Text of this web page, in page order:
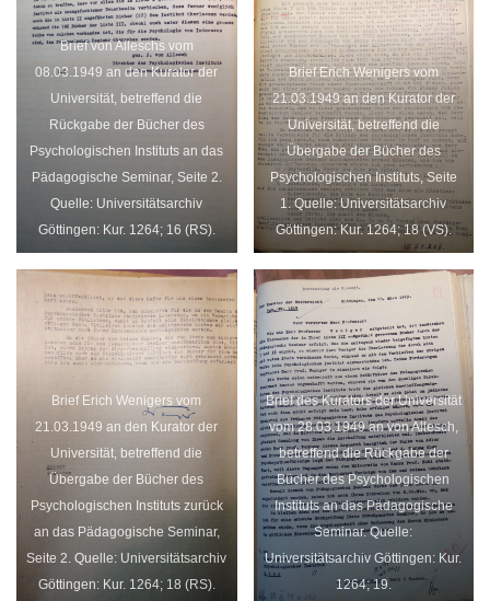
Brief von Alleschs vom
08.03.1949 an den Kurator der
Universität, betreffend die
Rückgabe der Bücher des
Psychologischen Instituts an das
Pädagogische Seminar, Seite 2.
Quelle: Universitätsarchiv
Göttingen: Kur. 1264; 16 (RS).
Brief Erich Wenigers vom
21.03.1949 an den Kurator der
Universität, betreffend die
Übergabe der Bücher des
Psychologischen Instituts, Seite
1. Quelle: Universitätsarchiv
Göttingen: Kur. 1264; 18 (VS).
Brief Erich Wenigers vom
21.03.1949 an den Kurator der
Universität, betreffend die
Übergabe der Bücher des
Psychologischen Instituts zurück
an das Pädagogische Seminar,
Seite 2. Quelle: Universitätsarchiv
Göttingen: Kur. 1264; 18 (RS).
Brief des Kurators der Universität
vom 28.03.1949 an von Allesch,
betreffend die Rückgabe der
Bücher des Psychologischen
Instituts an das Pädagogische
Seminar. Quelle:
Universitätsarchiv Göttingen: Kur.
1264; 19.